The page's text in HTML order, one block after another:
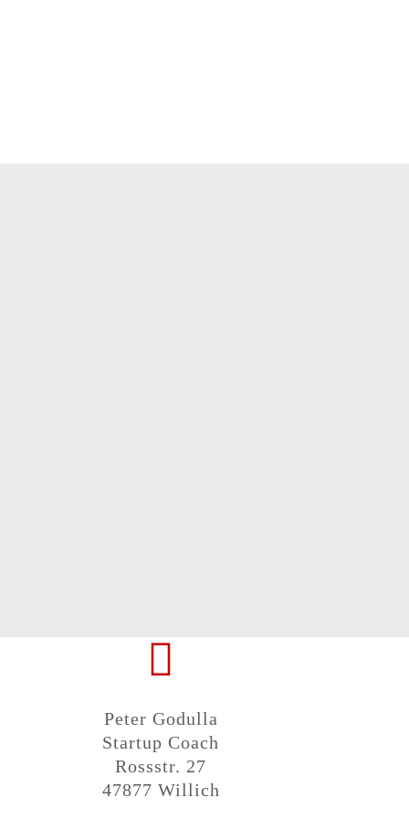
Peter Godulla
Startup Coach
Rossstr. 27
47877 Willich